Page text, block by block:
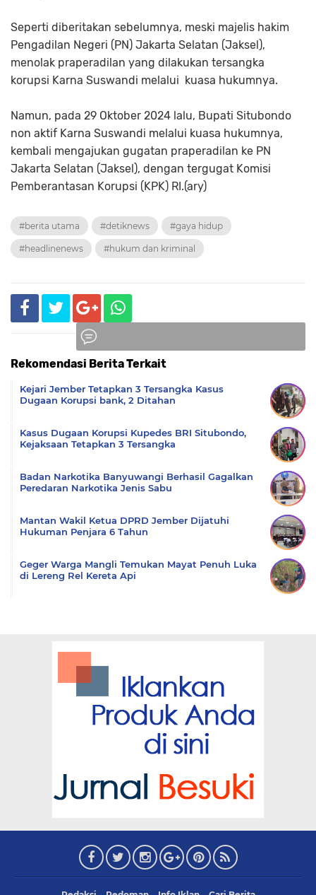
Seperti diberitakan sebelumnya, meski majelis hakim
Pengadilan Negeri (PN) Jakarta Selatan (Jaksel),
menolak praperadilan yang dilakukan tersangka
korupsi Karna Suswandi melalui kuasa hukumnya.
Namun, pada 29 Oktober 2024 lalu, Bupati Situbondo
non aktif Karna Suswandi melalui kuasa hukumnya,
kembali mengajukan gugatan praperadilan ke PN
Jakarta Selatan (Jaksel), dengan tergugat Komisi
Pemberantasan Korupsi (KPK) RI.(ary)
#berita utama #detiknews #gaya hidup
#headlinenews #hukum dan kriminal
Rekomendasi Berita Terkait
Kejari Jember Tetapkan 3 Tersangka Kasus
Dugaan Korupsi bank, 2 Ditahan
Kasus Dugaan Korupsi Kupedes BRI Situbondo,
Kejaksaan Tetapkan 3 Tersangka
Badan Narkotika Banyuwangi Berhasil Gagalkan
Peredaran Narkotika Jenis Sabu
Mantan Wakil Ketua DPRD Jember Dijatuhi
Hukuman Penjara 6 Tahun
Geger Warga Mangli Temukan Mayat Penuh Luka
di Lereng Rel Kereta Api